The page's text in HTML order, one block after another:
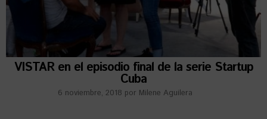
VISTAR en el episodio final de la serie Startup
Cuba
6 noviembre, 2018 por Milene Aguilera